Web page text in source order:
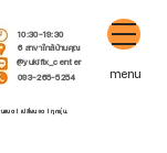
10:30-19:30
6 สาขาใกล้บ้านคุณ
@yukifix_center
093-265-5254
แบต l เปลี่ยนจอ l ทุกรุ่น.
menu